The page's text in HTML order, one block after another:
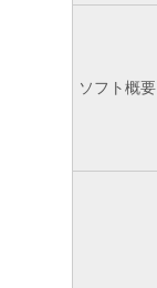
ソフト概要